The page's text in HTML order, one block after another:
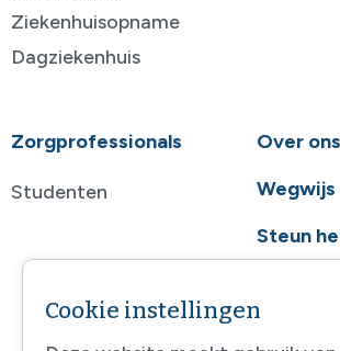
Ziekenhuisopname
Dagziekenhuis
Zorgprofessionals
Studenten
Over ons
Wegwijs
Steun
Cookie instellingen